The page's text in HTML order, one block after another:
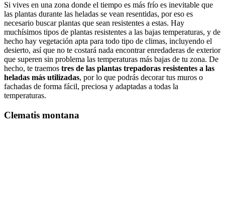
Si vives en una zona donde el tiempo es más frío es inevitable que
las plantas durante las heladas se vean resentidas, por eso es
necesario buscar plantas que sean resistentes a estas. Hay
muchísimos tipos de plantas resistentes a las bajas temperaturas, y de
hecho hay vegetación apta para todo tipo de climas, incluyendo el
desierto, así que no te costará nada encontrar enredaderas de exterior
que superen sin problema las temperaturas más bajas de tu zona. De
hecho, te traemos tres de las plantas trepadoras resistentes a las
heladas más utilizadas, por lo que podrás decorar tus muros o
fachadas de forma fácil, preciosa y adaptadas a todas la
temperaturas.
Clematis montana